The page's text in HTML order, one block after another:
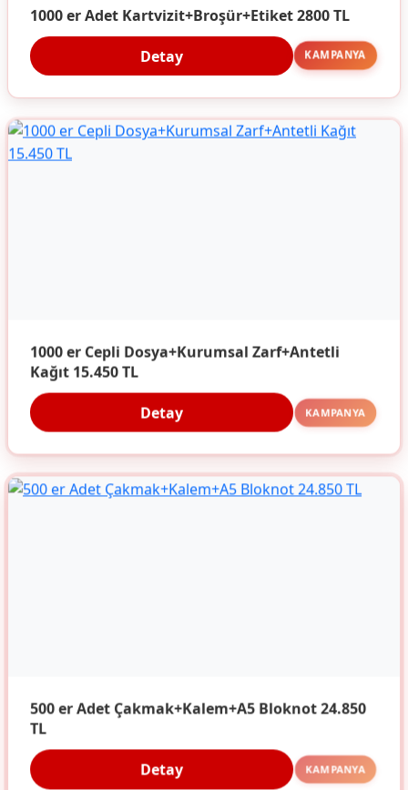
1000 er Adet Kartvizit+Broşür+Etiket 2800 TL
Detay KAMPANYA
1000 er Cepli Dosya+Kurumsal Zarf+Antetli
Kağıt 15.450 TL
Detay KAMPANYA
500 er Adet Çakmak+Kalem+A5 Bloknot 24.850
TL
Detay KAMPANYA